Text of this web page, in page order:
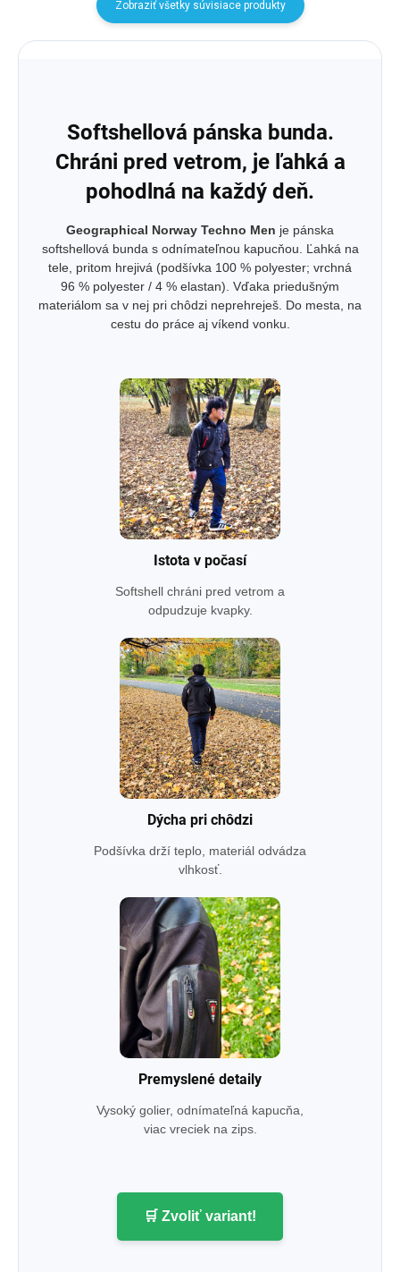
Zobraziť všetky súvisiace produkty
Softshellová pánska bunda.
Chráni pred vetrom, je ľahká a
pohodlná na každý deň.
Geographical Norway Techno Men je pánska
softshellová bunda s odnímateľnou kapucňou. Ľahká na
tele, pritom hrejivá (podšívka 100 % polyester; vrchná
96 % polyester / 4 % elastan). Vďaka priedušným
materiálom sa v nej pri chôdzi neprehreješ. Do mesta, na
cestu do práce aj víkend vonku.
Istota v počasí
Softshell chráni pred vetrom a
odpudzuje kvapky.
Dýcha pri chôdzi
Podšívka drží teplo, materiál odvádza
vlhkosť.
Premyslené detaily
Vysoký golier, odnímateľná kapucňa,
viac vreciek na zips.
🛒 Zvoliť variant!